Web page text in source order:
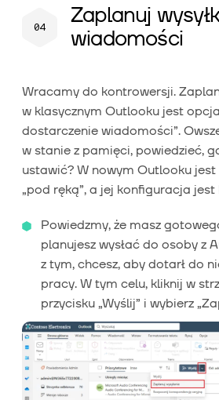
Zaplanuj
wiadomości
Wracamy do kontrowersji.
w klasycznym Outlooku jest
dostarczenie wiadomości”.
w stanie z pamięci, powiedzieć,
ustawić? W nowym Outlooku
„pod ręką”, a jej konfiguracja
Powiedzmy, że masz
planujesz wysłać do osoby z
z tym, chcesz, aby dotarł do
pracy. W tym celu, kliknij w
przycisku „Wyślij” i wybierz